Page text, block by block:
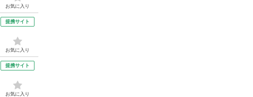
お気に入り
提携サイト
お気に入り
提携サイト
お気に入り